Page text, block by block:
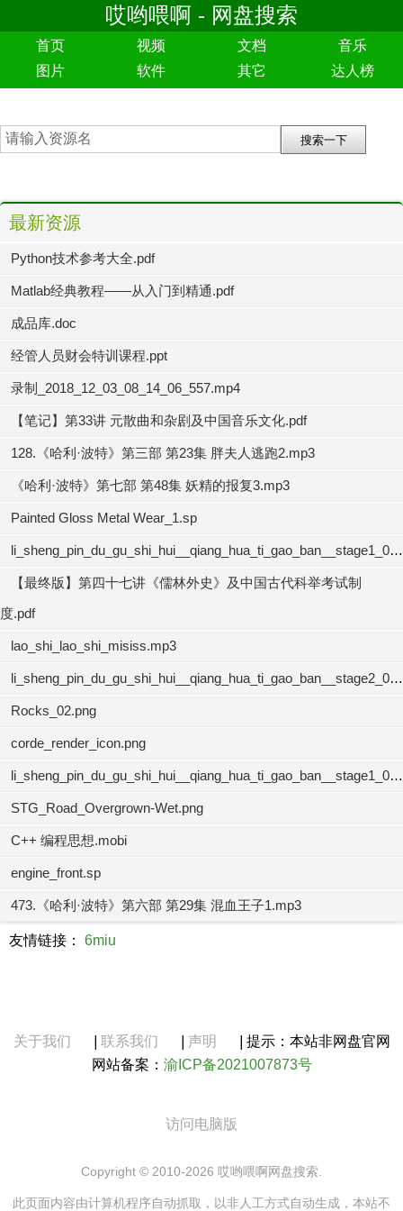
哎哟喂啊 - 网盘搜索
首页 视频 文档
音乐
图片
软件 其它 达人榜
最新资源
Python技术参考大全.pdf
Matlab经典教程——从入门到精通.pdf
成品库.doc
经管人员财会特训课程.ppt
录制_2018_12_03_08_14_06_557.mp4
【笔记】第33讲 元散曲和杂剧及中国音乐文化.pdf
128.《哈利·波特》第三部 第23集 胖夫人逃跑2.mp3
《哈利·波特》第七部 第48集 妖精的报复3.mp3
Painted Gloss Metal Wear_1.sp
li_sheng_pin_du_gu_shi_hui__qiang_hua_ti_gao_ban__stage1_01.mp3
【最终版】第四十七讲《儒林外史》及中国古代科举考试制
度.pdf
lao_shi_lao_shi_misiss.mp3
li_sheng_pin_du_gu_shi_hui__qiang_hua_ti_gao_ban__stage2_02.mp3
Rocks_02.png
corde_render_icon.png
li_sheng_pin_du_gu_shi_hui__qiang_hua_ti_gao_ban__stage1_04.mp3
STG_Road_Overgrown-Wet.png
C++ 编程思想.mobi
engine_front.sp
473.《哈利·波特》第六部 第29集 混血王子1.mp3
友情链接： 6miu
关于我们 联系我们 声明
提示：本站非网盘官网
网站备案： 渝ICP备2021007873号
访问电脑版
Copyright © 2010-2026 哎哟喂啊网盘搜索.
此页面内容由计算机程序自动抓取，以非人工方式自动生成，本站不